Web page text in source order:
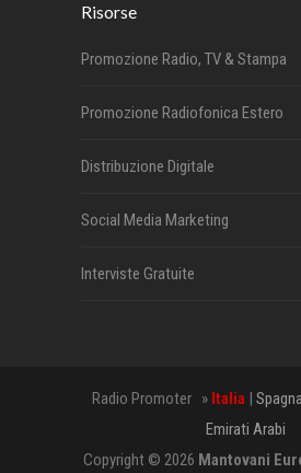
Risorse
Promozione Radio, TV & Stampa
Promozione Radiofonica Estero
Distribuzione Digitale
Social Media Marketing
Interviste Gratuite
Radio Promoter » Italia| Spagna
Emirati Arabi
Copyright © 2026 Mantovani